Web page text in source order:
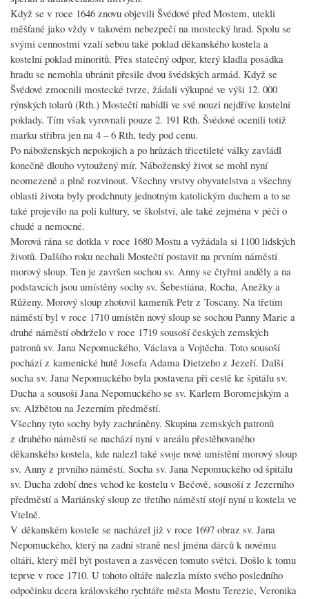
Když se v roce 1646 znovu objevili Švédové před Mostem, utekli
měšťané jako vždy v takovém nebezpečí na mostecký hrad. Spolu se
svými cennostmi vzali sebou také poklad děkanského kostela a
kostelní poklad minoritů. Přes statečný odpor, který kladla posádka
hradu se nemohla ubránit přesile dvou švédských armád. Když se
Švédové zmocnili mostecké tvrze, žádali výkupné ve výši 12. 000
rýnských tolarů (Rth.) Mostečtí nabídli ve své nouzi nejdříve kostelní
poklady. Tím však vyrovnali pouze 2. 191 Rth. Švédové ocenili totiž
marku stříbra jen na 4 – 6 Rth, tedy pod cenu.
Po náboženských nepokojích a po hrůzách třicetileté války zavládl
konečně dlouho vytoužený mír. Náboženský život se mohl nyní
neomezeně a plně rozvinout. Všechny vrstvy obyvatelstva a všechny
oblasti života byly prodchnuty jednotným katolickým duchem a to se
také projevilo na poli kultury, ve školství, ale také zejména v péči o
chudé a nemocné.
Morová rána se dotkla v roce 1680 Mostu a vyžádala si 1100 lidských
životů. Dalšího roku nechali Mostečtí postavit na prvním náměstí
morový sloup. Ten je završen sochou sv. Anny se čtyřmi anděly a na
podstavcích jsou umístěny sochy sv. Šebestiána, Rocha, Anežky a
Růženy. Morový sloup zhotovil kameník Petr z Toscany. Na třetím
náměstí byl v roce 1710 umístěn nový sloup se sochou Panny Marie a
druhé náměstí obdrželo v roce 1719 sousoší českých zemských
patronů sv. Jana Nepomuckého, Václava a Vojtěcha. Toto sousoší
pochází z kamenické hutě Josefa Adama Dietzeho z Jezeří. Další
socha sv. Jana Nepomuckého byla postavena při cestě ke špitálu sv.
Ducha a sousoší Jana Nepomuckého se sv. Karlem Boromejským a
sv. Alžbětou na Jezerním předměstí.
Všechny tyto sochy byly zachráněny. Skupina zemských patronů
z druhého náměstí se nachází nyní v areálu přestěhovaného
děkanského kostela, kde nalezl také svoje nové umístění morový sloup
sv. Anny z prvního náměstí. Socha sv. Jana Nepomuckého od špitálu
sv. Ducha zdobí dnes vchod ke kostelu v Bečově, sousoší z Jezerního
předměstí a Mariánský sloup ze třetího náměstí stojí nyní u kostela ve
Vtelně.
V děkanském kostele se nacházel již v roce 1697 obraz sv. Jana
Nepomuckého, který na zadní straně nesl jména dárců k novému
oltáři, který měl být postaven a zasvěcen tomuto světci. Došlo k tomu
teprve v roce 1710. U tohoto oltáře nalezla místo svého posledního
odpočinku dcera královského rychtáře města Mostu Terezie, Veronika